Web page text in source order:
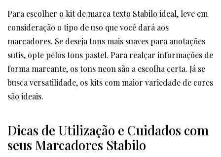
Para escolher o kit de marca texto Stabilo ideal, leve em
consideração o tipo de uso que você dará aos
marcadores. Se deseja tons mais suaves para anotações
sutis, opte pelos tons pastel. Para realçar informações de
forma marcante, os tons neon são a escolha certa. Já se
busca versatilidade, os kits com maior variedade de cores
são ideais.
Dicas de Utilização e Cuidados com
seus Marcadores Stabilo